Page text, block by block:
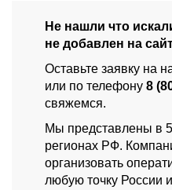
Не нашли что
не добавлен на
Оставьте заявку на
или по телефону 8
свяжемся.
Мы представлены в
регионах РФ.
организовать
любую точку России